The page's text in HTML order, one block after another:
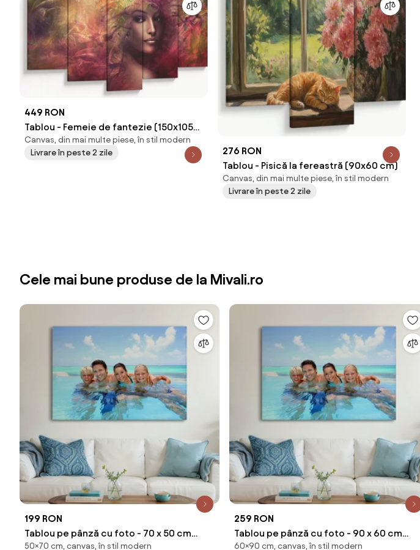
449 RON
Tablou - Femeie de fantezie (150x105
cm)
Canvas, din mai multe piese, în stil modern
Livrare în peste 2 zile
276 RON
Tablou - Pisică la fereastră (90x60 cm)
Canvas, din mai multe piese, în stil modern
Livrare în peste 2 zile
Cele mai bune produse de la Mivali.ro
199 RON
Tablou pe pânză cu foto - 70 x 50 cm
(70x50 cm)
50×70 cm, canvas, în stil modern
259 RON
Tablou pe pânză cu foto - 90 x 60 cm
(90x60 cm)
60×90 cm, canvas, în stil modern